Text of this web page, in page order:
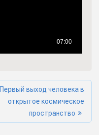
Первый выход человека в
открытое космическое
пространство